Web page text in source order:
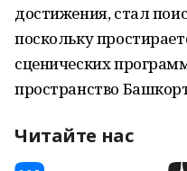
достижения, стал
поскольку
сценических
пространство
Читайте нас